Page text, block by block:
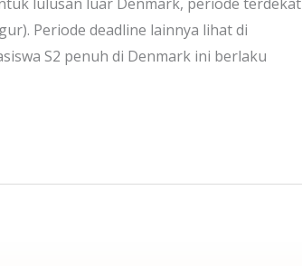
Periode deadline lainnya lihat di
S2 penuh di Denmark ini berlaku